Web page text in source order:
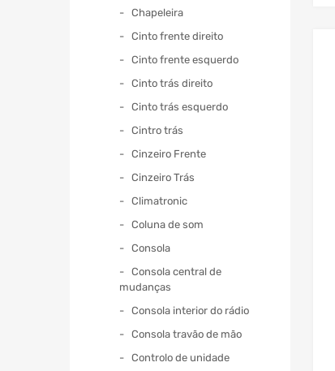
Chapeleira
Cinto frente direito
Cinto frente esquerdo
Cinto trás direito
Cinto trás esquerdo
Cintro trás
Cinzeiro Frente
Cinzeiro Trás
Climatronic
Coluna de som
Consola
Consola central de
mudanças
Consola interior do rádio
Consola travão de mão
Controlo de unidade